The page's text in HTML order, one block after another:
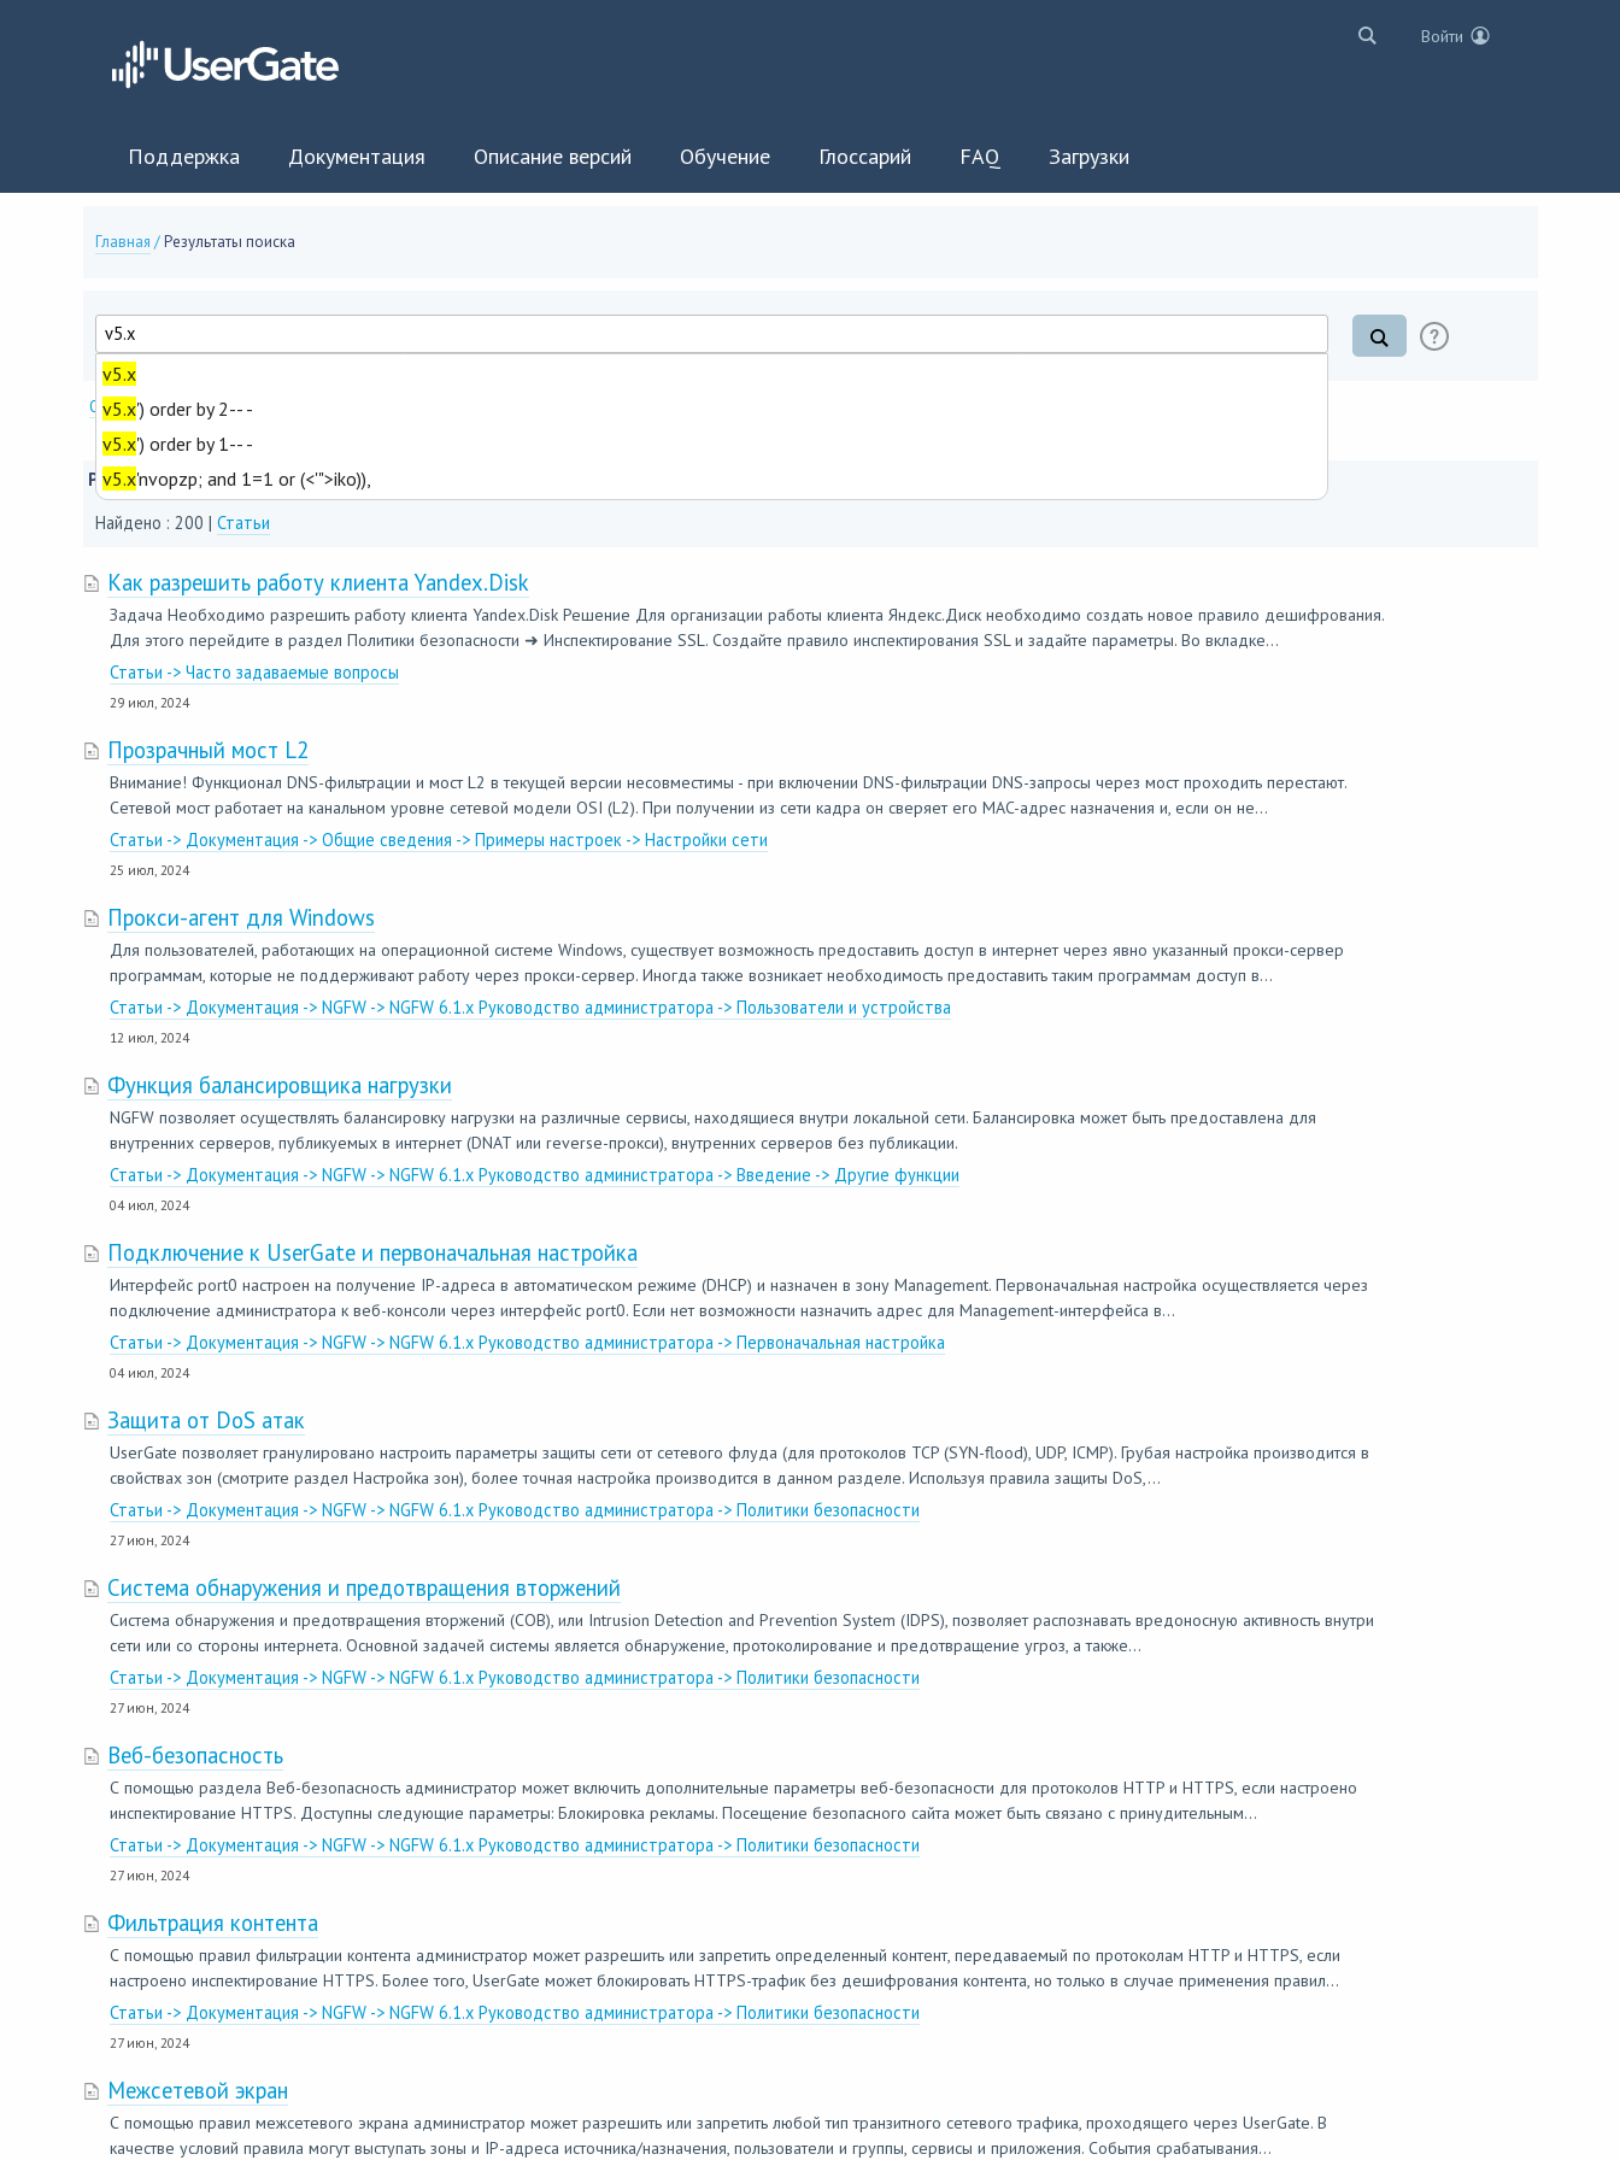
Войти
Поддержка Документация Описание версий Обучение Глоссарий FAQ Загрузки
Главная /Результаты поиска
Опции поиска
Результаты поиска
Найдено : 200 | Статьи
Как разрешить работу клиента Yandex.Disk
Задача Необходимо разрешить работу клиента Yandex.Disk Решение Для организации работы клиента Яндекс.Диск необходимо создать новое правило дешифрования.
Для этого перейдите в раздел Политики безопасности ➜ Инспектирование SSL. Создайте правило инспектирования SSL и задайте параметры. Во вкладке...
Статьи -> Часто задаваемые вопросы
29 июл, 2024
Прозрачный мост L2
Внимание! Функционал DNS-фильтрации и мост L2 в текущей версии несовместимы - при включении DNS-фильтрации DNS-запросы через мост проходить перестают.
Сетевой мост работает на канальном уровне сетевой модели OSI (L2). При получении из сети кадра он сверяет его MAC-адрес назначения и, если он не...
Статьи -> Документация -> Общие сведения -> Примеры настроек -> Настройки сети
25 июл, 2024
Прокси-агент для Windows
Для пользователей, работающих на операционной системе Windows, существует возможность предоставить доступ в интернет через явно указанный прокси-сервер
программам, которые не поддерживают работу через прокси-сервер. Иногда также возникает необходимость предоставить таким программам доступ в...
Статьи -> Документация -> NGFW -> NGFW 6.1.x Руководство администратора -> Пользователи и устройства
12 июл, 2024
Функция балансировщика нагрузки
NGFW позволяет осуществлять балансировку нагрузки на различные сервисы, находящиеся внутри локальной сети. Балансировка может быть предоставлена для
внутренних серверов, публикуемых в интернет (DNAT или reverse-прокси), внутренних серверов без публикации.
Статьи -> Документация -> NGFW -> NGFW 6.1.x Руководство администратора -> Введение -> Другие функции
04 июл, 2024
Подключение к UserGate и первоначальная настройка
Интерфейс port0 настроен на получение IP-адреса в автоматическом режиме (DHCP) и назначен в зону Management. Первоначальная настройка осуществляется через
подключение администратора к веб-консоли через интерфейс port0. Если нет возможности назначить адрес для Management-интерфейса в...
Статьи -> Документация -> NGFW -> NGFW 6.1.x Руководство администратора -> Первоначальная настройка
04 июл, 2024
Защита от DoS атак
UserGate позволяет гранулировано настроить параметры защиты сети от сетевого флуда (для протоколов TCP (SYN-flood), UDP, ICMP). Грубая настройка производится в
свойствах зон (смотрите раздел Настройка зон), более точная настройка производится в данном разделе. Используя правила защиты DoS,...
Статьи -> Документация -> NGFW -> NGFW 6.1.x Руководство администратора -> Политики безопасности
27 июн, 2024
Система обнаружения и предотвращения вторжений
Система обнаружения и предотвращения вторжений (СОВ), или Intrusion Detection and Prevention System (IDPS), позволяет распознавать вредоносную активность внутри
сети или со стороны интернета. Основной задачей системы является обнаружение, протоколирование и предотвращение угроз, а также...
Статьи -> Документация -> NGFW -> NGFW 6.1.x Руководство администратора -> Политики безопасности
27 июн, 2024
Веб-безопасность
С помощью раздела Веб-безопасность администратор может включить дополнительные параметры веб-безопасности для протоколов HTTP и HTTPS, если настроено
инспектирование HTTPS. Доступны следующие параметры: Блокировка рекламы. Посещение безопасного сайта может быть связано с принудительным...
Статьи -> Документация -> NGFW -> NGFW 6.1.x Руководство администратора -> Политики безопасности
27 июн, 2024
Фильтрация контента
С помощью правил фильтрации контента администратор может разрешить или запретить определенный контент, передаваемый по протоколам HTTP и HTTPS, если
настроено инспектирование HTTPS. Более того, UserGate может блокировать HTTPS-трафик без дешифрования контента, но только в случае применения правил...
Статьи -> Документация -> NGFW -> NGFW 6.1.x Руководство администратора -> Политики безопасности
27 июн, 2024
Межсетевой экран
С помощью правил межсетевого экрана администратор может разрешить или запретить любой тип транзитного сетевого трафика, проходящего через UserGate. В
качестве условий правила могут выступать зоны и IP-адреса источника/назначения, пользователи и группы, сервисы и приложения. События срабатывания...
v5.x
v5.x') order by 2-- -
v5.x') order by 1-- -
v5.x'nvopzp; and 1=1 or (<'">iko)),